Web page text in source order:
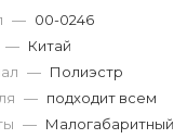
— 00-0246
— Китай
— Полиэстр
— подходит всем
— Малогабаритный